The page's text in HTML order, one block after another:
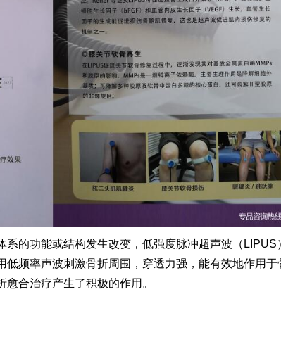
的功能或结构发生改变，低强度脉冲超声波（
频率声波刺激骨折周围，穿透力强，能有效地作用
合治疗产生了积极的作用。